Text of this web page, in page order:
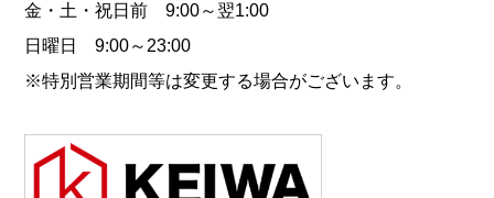
金・土・祝日前 9:00～翌1:00
日曜日 9:00～23:00
※特別営業期間等は変更する場合がございます。